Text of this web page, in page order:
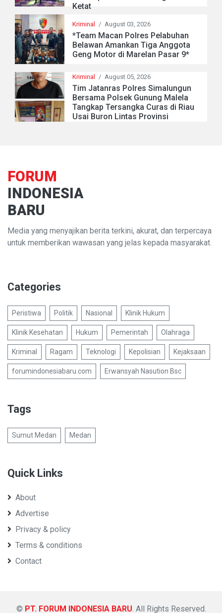
Ketat
Kriminal / August 03, 2026
*Team Macan Polres Pelabuhan
Belawan Amankan Tiga Anggota
Geng Motor di Marelan Pasar 9*
Kriminal / August 05, 2026
Tim Jatanras Polres Simalungun
Bersama Polsek Gunung Malela
Tangkap Tersangka Curas di Riau
Usai Buron Lintas Provinsi
FORUM
INDONESIA
BARU
Media yang menyajikan berita terkini, akurat, dan terpercaya
untuk memberikan wawasan yang jelas kepada masyarakat.
Categories
Peristiwa Politik Nasional Klinik Hukum
Klinik Kesehatan Hukum Pemerintah Olahraga
Kriminal Ragam Teknologi Kepolisian Kejaksaan
forumindonesiabaru.com Erwansyah Nasution Bsc
Tags
Sumut Medan Medan
Quick Links
About
Advertise
Privacy & policy
Terms & conditions
Contact
© PT. FORUM INDONESIA BARU . All Rights Reserved.